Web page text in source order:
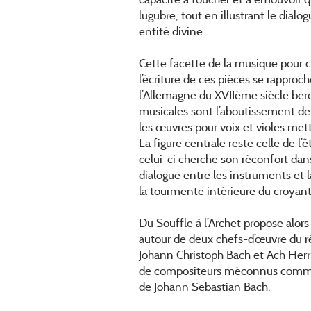
lugubre, tout en illustrant le
entité divine.
Cette facette de la musique pour
l’écriture de ces pièces se
l’Allemagne du XVIIème siècle
musicales sont l’aboutissement
les œuvres pour voix et violes
La figure centrale reste celle de
celui-ci cherche son réconfort
dialogue entre les instruments et
la tourmente intérieure du
Du Souffle à l’Archet propose
autour de deux chefs-d’œuvre du
Johann Christoph Bach et Ach
de compositeurs méconnus
de Johann Sebastian Bach.